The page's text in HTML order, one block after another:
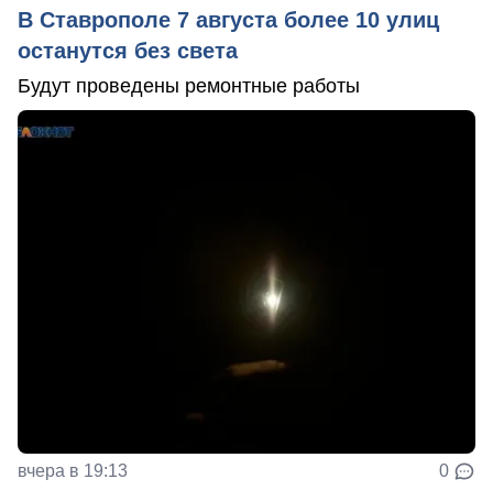
В Ставрополе 7 августа более 10 улиц
останутся без света
Будут проведены ремонтные работы
вчера в 19:13 0